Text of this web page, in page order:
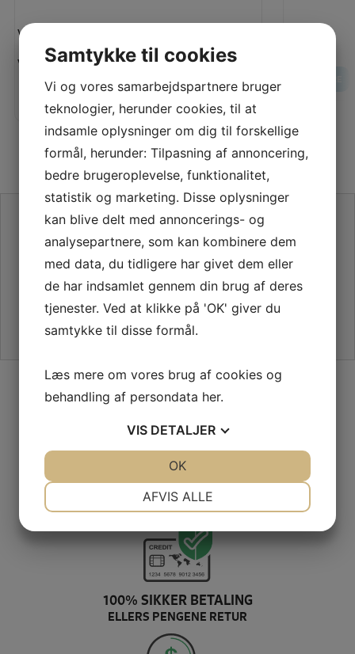
Vejl. pris:
Vores pris:
Vores pris:
SE VORES ANMELDELSER PÅ TRUSTPILOT
SIKKER HANDEL PÅ SYMASKINETORVET.DK
GRATIS LEVERING VED 399,-
PÅ KUN 1-2 HVERDAGE
100% SIKKER BETALING
ELLERS PENGENE RETUR
Samtykke til cookies
Vi og vores samarbejdspartnere bruger
teknologier, herunder cookies, til at
indsamle oplysninger om dig til forskellige
formål, herunder: Tilpasning af annoncering,
bedre brugeroplevelse, funktionalitet,
statistik og marketing. Disse oplysninger
kan blive delt med annoncerings- og
analysepartnere, som kan kombinere dem
med data, du tidligere har givet dem eller
de har indsamlet gennem din brug af deres
tjenester. Ved at klikke på 'OK' giver du
samtykke til disse formål.
Læs mere om vores brug af cookies og
behandling af persondata her.
VIS DETALJER
AFVIS ALLE
OK